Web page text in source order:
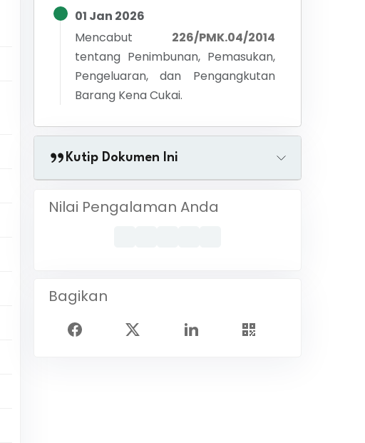
01 Jan 2026
Mencabut
226/PMK.04/2014
tentang Penimbunan, Pemasukan,
Pengeluaran, dan Pengangkutan
Barang Kena Cukai.
Kutip Dokumen Ini
Nilai Pengalaman Anda
Bagikan